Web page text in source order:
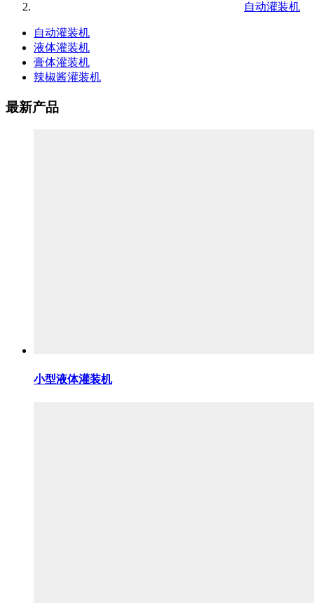
自动灌装机
自动灌装机
液体灌装机
膏体灌装机
辣椒酱灌装机
最新产品
小型液体灌装机